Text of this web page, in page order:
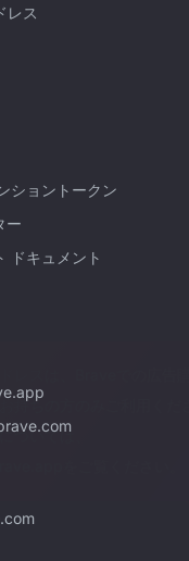
レス
ショントークン
ー
ドキュメント
レスは、Braveでの広告購
持ちの方のみご利用くださ
ついては、